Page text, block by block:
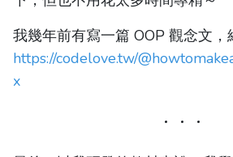
我幾年前有寫一篇 OOP 觀念文，
https://codelove.tw/
x